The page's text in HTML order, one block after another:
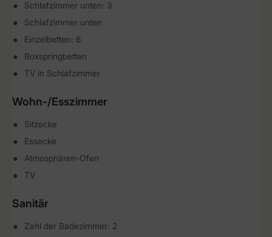
Schlafzimmer unten: 3
Schlafzimmer unten
Einzelbetten: 6
Boxspringbetten
TV in Schlafzimmer
Wohn-/Esszimmer
Sitzecke
Essecke
Atmosphären-Ofen
TV
Sanitär
Zahl der Badezimmer: 2